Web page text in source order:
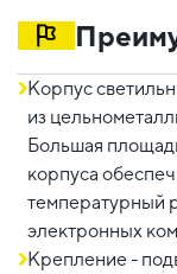
Корпус
из
Большая
корпуса
температурный
электронных
Крепление -